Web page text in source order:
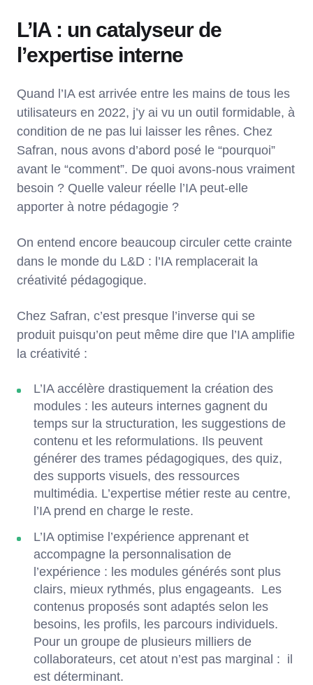
L’IA : un catalyseur de
l’expertise interne
Quand l’IA est arrivée entre les mains de tous les
utilisateurs en 2022, j’y ai vu un outil formidable, à
condition de ne pas lui laisser les rênes. Chez
Safran, nous avons d’abord posé le “pourquoi”
avant le “comment”. De quoi avons-nous vraiment
besoin ? Quelle valeur réelle l’IA peut-elle
apporter à notre pédagogie ?
On entend encore beaucoup circuler cette crainte
dans le monde du L&D : l’IA remplacerait la
créativité pédagogique.
Chez Safran, c’est presque l’inverse qui se
produit puisqu’on peut même dire que l’IA amplifie
la créativité :
L’IA accélère drastiquement la création des
modules : les auteurs internes gagnent du
temps sur la structuration, les suggestions de
contenu et les reformulations. Ils peuvent
générer des trames pédagogiques, des quiz,
des supports visuels, des ressources
multimédia. L’expertise métier reste au centre,
l’IA prend en charge le reste.
L’IA optimise l’expérience apprenant et
accompagne la personnalisation de
l’expérience : les modules générés sont plus
clairs, mieux rythmés, plus engageants. Les
contenus proposés sont adaptés selon les
besoins, les profils, les parcours individuels.
Pour un groupe de plusieurs milliers de
collaborateurs, cet atout n’est pas marginal : il
est déterminant.